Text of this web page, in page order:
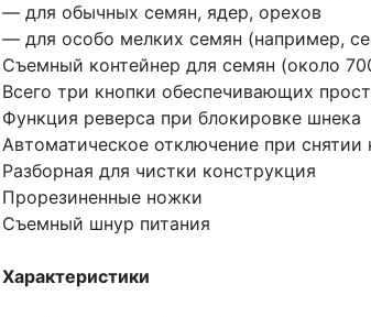
— для обычных семян, ядер, орехов
— для особо мелких семян (например,
Съемный контейнер для семян (около
Всего три кнопки обеспечивающих
Функция реверса при блокировке шнека
Автоматическое отключение при
Разборная для чистки конструкция
Прорезиненные ножки
Съемный шнур питания
Характеристики